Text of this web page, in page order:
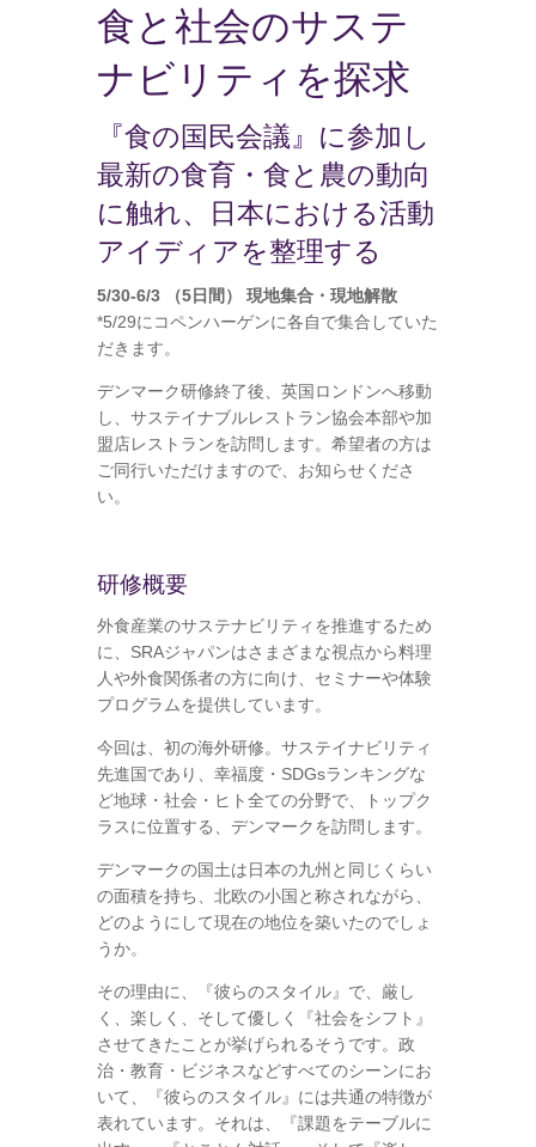
食と社会のサステ
ナビリティを探求
『食の国民会議』に参加し
最新の食育・食と農の動向
に触れ、日本における活動
アイディアを整理する
5/30-6/3 （5日間） 現地集合・現地解散
*5/29にコペンハーゲンに各自で集合していた
だきます。
デンマーク研修終了後、英国ロンドンへ移動
し、サステイナブルレストラン協会本部や加
盟店レストランを訪問します。希望者の方は
ご同行いただけますので、お知らせくださ
い。
研修概要
外食産業のサステナビリティを推進するため
に、SRAジャパンはさまざまな視点から料理
人や外食関係者の方に向け、セミナーや体験
プログラムを提供しています。
今回は、初の海外研修。サステイナビリティ
先進国であり、幸福度・SDGsランキングな
ど地球・社会・ヒト全ての分野で、トップク
ラスに位置する、デンマークを訪問します。
デンマークの国土は日本の九州と同じくらい
の面積を持ち、北欧の小国と称されながら、
どのようにして現在の地位を築いたのでしょ
うか。
その理由に、『彼らのスタイル』で、厳し
く、楽しく、そして優しく『社会をシフト』
させてきたことが挙げられるそうです。政
治・教育・ビジネスなどすべてのシーンにお
いて、『彼らのスタイル』には共通の特徴が
表れています。それは、『課題をテーブルに